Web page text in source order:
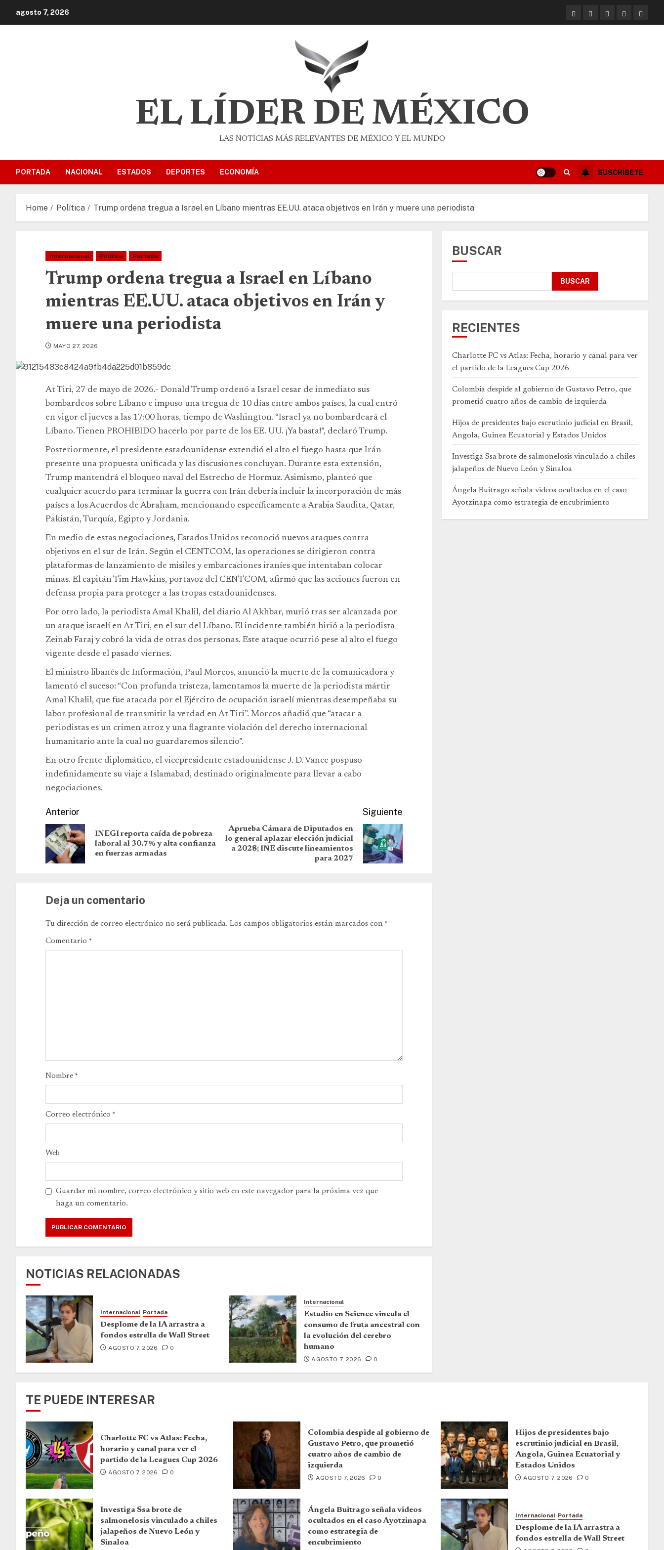
agosto 7, 2026
EL LÍDER DE MÉXICO
LAS NOTICIAS MÁS RELEVANTES DE MÉXICO Y EL MUNDO
PORTADA NACIONAL ESTADOS DEPORTES ECONOMÍA SUSCRÍBETE
Home Política Trump ordena tregua a Israel en Líbano mientras EE.UU. ataca objetivos en Irán y muere una periodista
Internacional Política Portada
Trump ordena tregua a Israel en Líbano
mientras EE.UU. ataca objetivos en Irán y
muere una periodista
MAYO 27, 2026
At Tiri, 27 de mayo de 2026.- Donald Trump ordenó a Israel cesar de inmediato sus
bombardeos sobre Líbano e impuso una tregua de 10 días entre ambos países, la cual entró
en vigor el jueves a las 17:00 horas, tiempo de Washington. “Israel ya no bombardeará el
Líbano. Tienen PROHIBIDO hacerlo por parte de los EE. UU. ¡Ya basta!”, declaró Trump.
Posteriormente, el presidente estadounidense extendió el alto el fuego hasta que Irán
presente una propuesta unificada y las discusiones concluyan. Durante esta extensión,
Trump mantendrá el bloqueo naval del Estrecho de Hormuz. Asimismo, planteó que
cualquier acuerdo para terminar la guerra con Irán debería incluir la incorporación de más
países a los Acuerdos de Abraham, mencionando específicamente a Arabia Saudita, Qatar,
Pakistán, Turquía, Egipto y Jordania.
En medio de estas negociaciones, Estados Unidos reconoció nuevos ataques contra
objetivos en el sur de Irán. Según el CENTCOM, las operaciones se dirigieron contra
plataformas de lanzamiento de misiles y embarcaciones iraníes que intentaban colocar
minas. El capitán Tim Hawkins, portavoz del CENTCOM, afirmó que las acciones fueron en
defensa propia para proteger a las tropas estadounidenses.
Por otro lado, la periodista Amal Khalil, del diario Al Akhbar, murió tras ser alcanzada por
un ataque israelí en At Tiri, en el sur del Líbano. El incidente también hirió a la periodista
Zeinab Faraj y cobró la vida de otras dos personas. Este ataque ocurrió pese al alto el fuego
vigente desde el pasado viernes.
El ministro libanés de Información, Paul Morcos, anunció la muerte de la comunicadora y
lamentó el suceso: “Con profunda tristeza, lamentamos la muerte de la periodista mártir
Amal Khalil, que fue atacada por el Ejército de ocupación israelí mientras desempeñaba su
labor profesional de transmitir la verdad en At Tiri”. Morcos añadió que “atacar a
periodistas es un crimen atroz y una flagrante violación del derecho internacional
humanitario ante la cual no guardaremos silencio”.
En otro frente diplomático, el vicepresidente estadounidense J. D. Vance pospuso
indefinidamente su viaje a Islamabad, destinado originalmente para llevar a cabo
negociaciones.
Anterior
INEGI reporta caída de pobreza
laboral al 30.7% y alta confianza
en fuerzas armadas
Siguiente
Aprueba Cámara de Diputados en
lo general aplazar elección judicial
a 2028; INE discute lineamientos
para 2027
Deja un comentario
Tu dirección de correo electrónico no será publicada. Los campos obligatorios están marcados con *
Comentario *
Nombre *
Correo electrónico *
Web
Guardar mi nombre, correo electrónico y sitio web en este navegador para la próxima vez que
haga un comentario.
NOTICIAS RELACIONADAS
Internacional Portada
Desplome de la IA arrastra a
fondos estrella de Wall Street
AGOSTO 7, 2026 0
Internacional
Estudio en Science vincula el
consumo de fruta ancestral con
la evolución del cerebro
humano
AGOSTO 7, 2026 0
BUSCAR
BUSCAR
RECIENTES
Charlotte FC vs Atlas: Fecha, horario y canal para ver
el partido de la Leagues Cup 2026
Colombia despide al gobierno de Gustavo Petro, que
prometió cuatro años de cambio de izquierda
Hijos de presidentes bajo escrutinio judicial en Brasil,
Angola, Guinea Ecuatorial y Estados Unidos
Investiga Ssa brote de salmonelosis vinculado a chiles
jalapeños de Nuevo León y Sinaloa
Ángela Buitrago señala videos ocultados en el caso
Ayotzinapa como estrategia de encubrimiento
TE PUEDE INTERESAR
Charlotte FC vs Atlas: Fecha,
horario y canal para ver el
partido de la Leagues Cup 2026
AGOSTO 7, 2026 0
Colombia despide al gobierno de
Gustavo Petro, que prometió
cuatro años de cambio de
izquierda
AGOSTO 7, 2026 0
Hijos de presidentes bajo
escrutinio judicial en Brasil,
Angola, Guinea Ecuatorial y
Estados Unidos
AGOSTO 7, 2026 0
Investiga Ssa brote de
salmonelosis vinculado a chiles
jalapeños de Nuevo León y
Sinaloa
Ángela Buitrago señala videos
ocultados en el caso Ayotzinapa
como estrategia de
encubrimiento
Internacional Portada
Desplome de la IA arrastra a
fondos estrella de Wall Street